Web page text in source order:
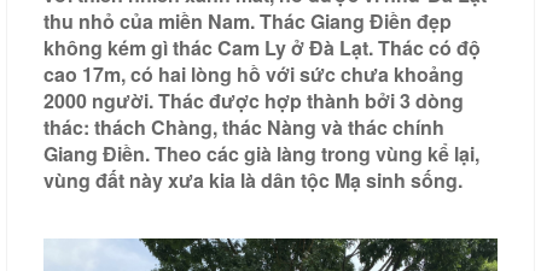
thu nhỏ của miền Nam. Thác Giang Điền đẹp
không kém gì thác Cam Ly ở Đà Lạt. Thác có độ
cao 17m, có hai lòng hồ với sức chưa khoảng
2000 người. Thác được hợp thành bởi 3 dòng
thác: thách Chàng, thác Nàng và thác chính
Giang Điền. Theo các già làng trong vùng kể lại,
vùng đất này xưa kia là dân tộc Mạ sinh sống.